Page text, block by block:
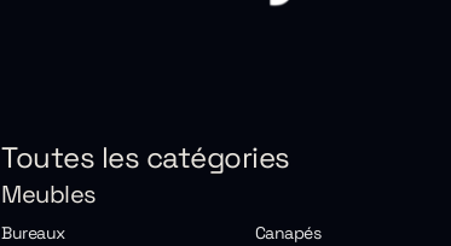
Toutes les catégories
Meubles
Bureaux Canapés